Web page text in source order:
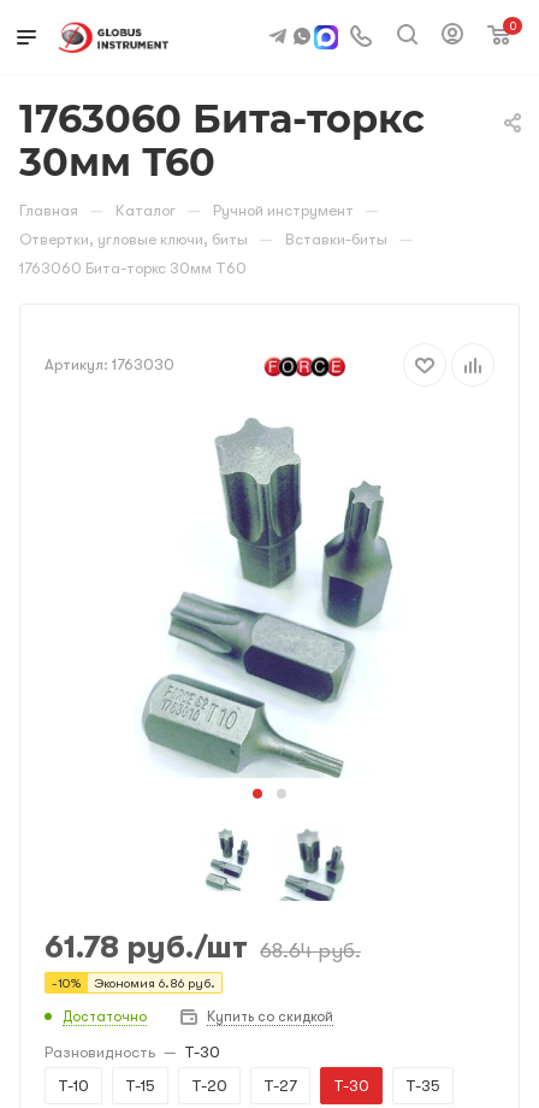
0
1763060 Бита-торкс
30мм Т60
Главная — Каталог — Ручной инструмент —
Отвертки, угловые ключи, биты — Вставки-биты —
1763060 Бита-торкс 30мм Т60
Артикул: 1763030
61.78 руб./шт 68.64руб.
-10% Экономия 6.86 руб.
Достаточно Купить со скидкой
Разновидность — T-30
T-10
T-15 T-20 T-27 T-30 T-35